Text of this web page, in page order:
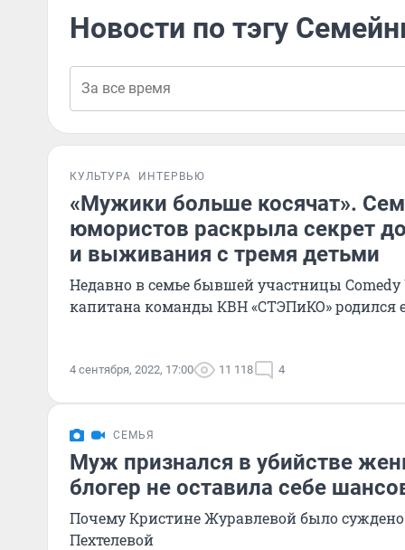
Новости по тэгу
КУЛЬТУРА ИНТЕРВЬЮ
«Мужики больше косячат».
юмористов раскрыла секрет
и выживания с тремя детьми
Недавно в семье бывшей участницы
капитана команды КВН «СТЭПиКО» родился
4 сентября, 2022, 17:00 11 118 4
СЕМЬЯ
Муж признался в убийстве
блогер не оставила себе
Почему Кристине Журавлевой было суждено
Пехтелевой